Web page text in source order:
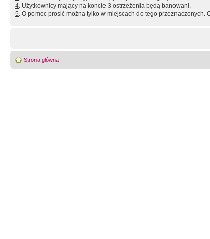
4. Użytkownicy mający na koncie 3 ostrzeżenia będą banowani.
5. O pomoc prosić można tylko w miejscach do tego przeznaczonych.
Strona główna